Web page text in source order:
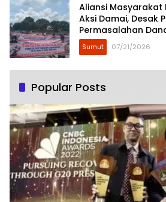
Aliansi Masyarakat
Aksi Damai, Desak
Permasalahan
Kecamatan Tebing
Sumut 07/21/2026
Popular Posts